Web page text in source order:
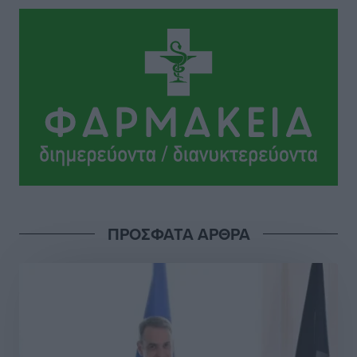
ΠΑΜΕ ΣΤΟΙΧΗΜΑ: Περισσότερα από 95 εκατομμύρια
ευρώ σε κέρδη μοίρασε τον Ιούλιο
Αθλητικά• πριν 13 ώρες
Ολοκλήρωση του έργου αναβάθμισης των
Γ.Σ. Διαγόρας: Στα «κυανέρυθρα» ο Janni Pembe
Σύλληψη 21χρονου για ναρκωτικά στη Ρόδο
πριν 15 ώρες
ΠΡΟΣΦΑΤΑ ΑΡΘΡΑ